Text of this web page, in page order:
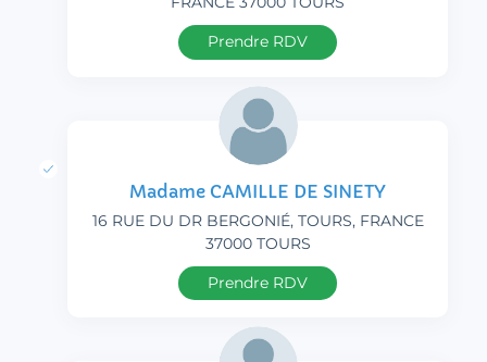
Prendre RDV
Madame CAMILLE DE SINETY
16 RUE DU DR BERGONIÉ, TOURS, FRANCE
37000 TOURS
Prendre RDV